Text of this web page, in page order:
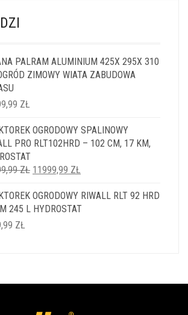
PALRAM ALUMINIUM 425X 295X 310
ZIMOWY WIATA ZABUDOWA
ZŁ
OGRODOWY SPALINOWY
PRO RLT102HRD – 102 CM, 17 KM,
ZŁ PIERWOTNA
WYNOSIŁA:
14999,99 ZŁ.
11999,99 ZŁ
WYNOSI:
11999,99 ZŁ.
OGRODOWY RIWALL RLT 92 HRD
245 L HYDROSTAT
ZŁ